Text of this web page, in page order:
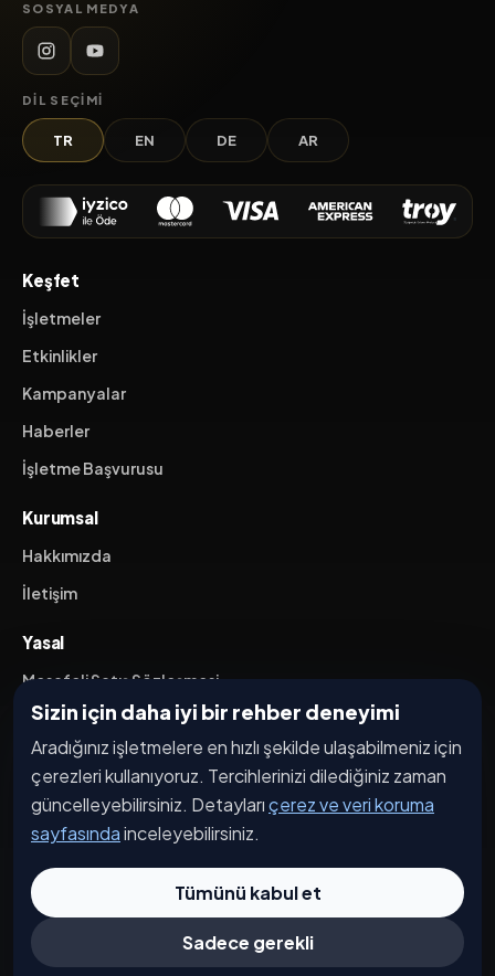
Sizin için daha iyi bir rehber deneyimi
Aradığınız işletmelere en hızlı şekilde ulaşabilmeniz için
çerezleri kullanıyoruz. Tercihlerinizi dilediğiniz zaman
güncelleyebilirsiniz. Detaylarıçerez ve veri koruma
sayfasındainceleyebilirsiniz.
Tümünü kabul et
Sadece gerekli
SOSYAL MEDYA
DIL SEÇIMI
TR EN DE AR
Keşfet
İşletmeler
Etkinlikler
Kampanyalar
Haberler
İşletme Başvurusu
Kurumsal
Hakkımızda
İletişim
Yasal
Mesafeli Satış Sözleşmesi
İptal / İade Koşulları
Hizmet Şartları
Gizlilik Politikası
Üyelik Sözleşmesi
Kişisel Veri Koruma
© 2026 Caddesi.com. Tüm hakları saklıdır.